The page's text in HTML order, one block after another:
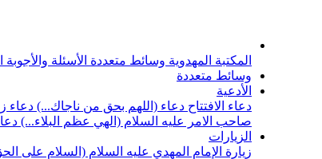
المكتبة المهدوية وسائط متعددة الأسئلة والأجوبة
وسائط متعددة
الأدعية
دعاء الافتتاح دعاء (اللهم بحق من ناجاك...) دعاء
صاحب الامر عليه السلام (الهي عظم البلاء...)
الزيارات
زيارة الإمام المهدي عليه السلام (السلام على